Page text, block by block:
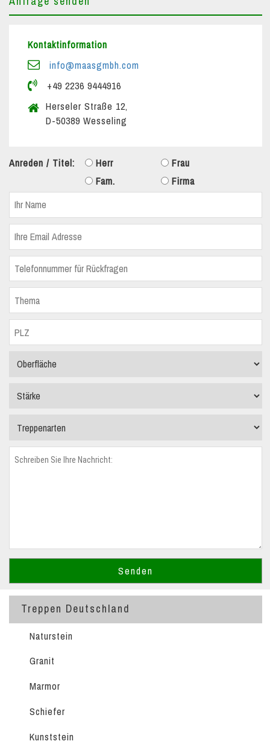
Kontaktinformation
info@maasgmbh.com
+49 2236 9444916
Herseler Straße 12,
D-50389 Wesseling
Anreden / Titel: Herr
Frau
Fam.
Firma
Treppen Deutschland
Naturstein
Granit
Marmor
Schiefer
Kunststein